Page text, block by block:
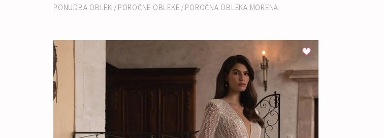
PONUDBA OBLEK / POROČNE OBLEKE / POROČNA OBLEKA MORENA